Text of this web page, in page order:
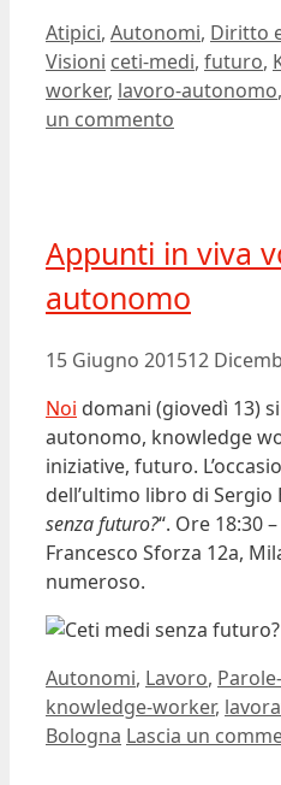
Categorie
Atipici, Autonomi, Diritto
Visioni Tag
ceti-medi, futuro,
worker, lavoro-autonomo,
un commento
Appunti in viva
autonomo
15 Giugno 201512
Noi domani (giovedì 13)
autonomo, knowledge
iniziative, futuro.
dell’ultimo libro di Sergio
senza futuro?“. Ore 18:30
Francesco Sforza 12a,
numeroso.
Categorie
Autonomi, Lavoro,
knowledge-worker,
Bologna Lascia un